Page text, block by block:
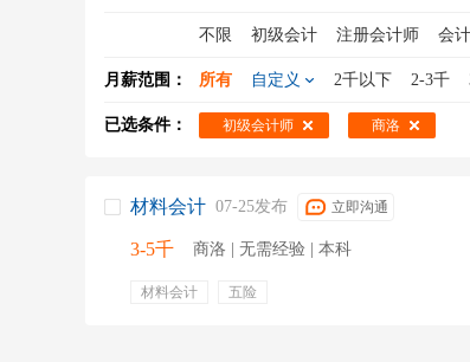
不限 初级会计 注册会计师 会计
管理会计师
总账会计 中级财务会
月薪范围： 所有 自定义 2千以下 2-3千
已选条件： 初级会计师 商洛
材料会计 07-25发布 立即沟通
3-5千 商洛 | 无需经验 | 本科
材料会计 五险